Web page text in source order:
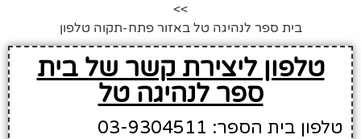
>>
בית ספר לנהיגה טל באזור פתח-תקוה טלפון
טלפון ליצירת קשר של בית
ספר לנהיגה טל
טלפון בית הספר: 03-9304511